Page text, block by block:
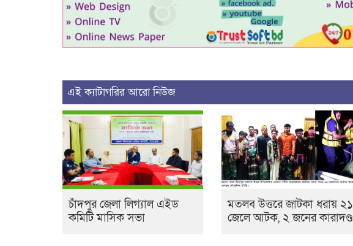
এই ক্যাটাগরির আরো নিউজ
চাঁদপুর জেলা লিগ্যাল এইড
কমিটি মাসিক সভা
মতলব উত্তরে জাটকা ধরায় ২১
জেলে আটক, ২ জনের কারাদণ্ড